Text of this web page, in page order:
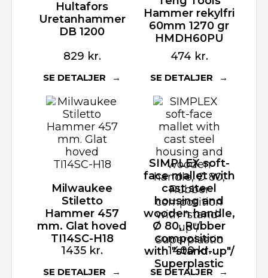
Hultafors
Uretanhammer
DB 1200
829 kr.
SE DETALJER
Hammer rekylfri
60mm 1270 gr
HMDH60PU
474 kr.
SE DETALJER
Milwaukee
Stiletto
Hammer 457
mm. Glat hoved
TI14SC-H18
1435 kr.
SE DETALJER
SIMPLEX soft-
face mallet with
cast steel
housing and
wooden handle,
Ø 80, Rubber
composition
with "stand-up"/
Superplastic
1400 kr.
SE DETALJER